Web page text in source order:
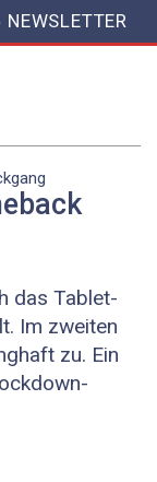
NEWSLETTER
das Tablet-
Im zweiten
zu. Ein